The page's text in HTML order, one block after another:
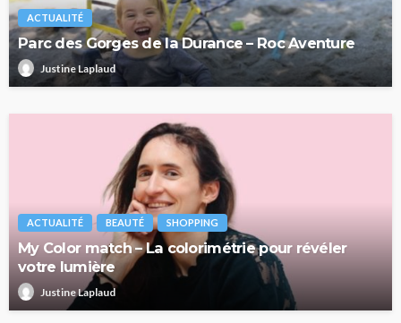
ACTUALITÉ
Parc des Gorges de la Durance – Roc Aventure
Justine Laplaud
ACTUALITÉ BEAUTÉ SHOPPING
My Color match – La colorimétrie pour révéler
votre lumière
Justine Laplaud